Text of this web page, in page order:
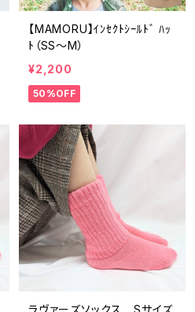
【MAMORU】ｲﾝｾｸﾄｼｰﾙﾄﾞ ﾊｯ
ﾄ（SS～M）
¥2,200
50%OFF
ラヴァーズソックス Sサイズ